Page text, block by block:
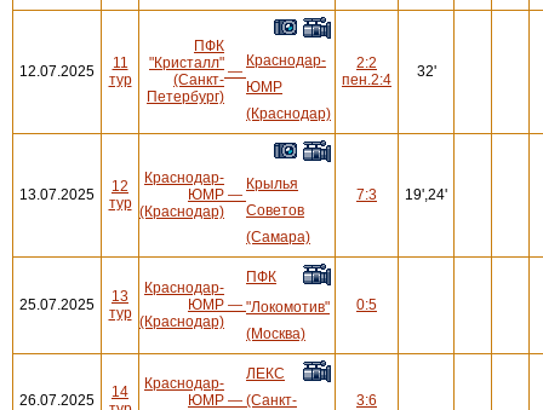
12.07.2025
11
тур
ПФК
"Кристалл"
(Санкт-
Петербург)
—
Краснодар-
ЮМР
(Краснодар)
2:2
пен.2:4
32'
13.07.2025
12
тур
Краснодар-
ЮМР
(Краснодар)
—
Крылья
Советов
(Самара)
7:3 19',24'
25.07.2025
13
тур
Краснодар-
ЮМР
(Краснодар)
—
ПФК
"Локомотив"
(Москва)
0:5
26.07.2025
14
Краснодар-
ЮМР —
ЛЕКС
(Санкт-
3:6